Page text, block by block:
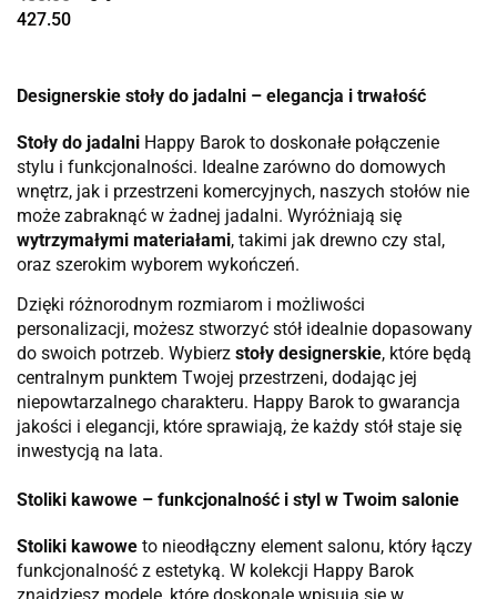
427.50
Designerskie stoły do jadalni – elegancja i trwałość
Stoły do jadalni Happy Barok to doskonałe połączenie
stylu i funkcjonalności. Idealne zarówno do domowych
wnętrz, jak i przestrzeni komercyjnych, naszych stołów nie
może zabraknąć w żadnej jadalni. Wyróżniają się
wytrzymałymi materiałami, takimi jak drewno czy stal,
oraz szerokim wyborem wykończeń.
Dzięki różnorodnym rozmiarom i możliwości
personalizacji, możesz stworzyć stół idealnie dopasowany
do swoich potrzeb. Wybierz stoły designerskie, które będą
centralnym punktem Twojej przestrzeni, dodając jej
niepowtarzalnego charakteru. Happy Barok to gwarancja
jakości i elegancji, które sprawiają, że każdy stół staje się
inwestycją na lata.
Stoliki kawowe – funkcjonalność i styl w Twoim salonie
Stoliki kawowe to nieodłączny element salonu, który łączy
funkcjonalność z estetyką. W kolekcji Happy Barok